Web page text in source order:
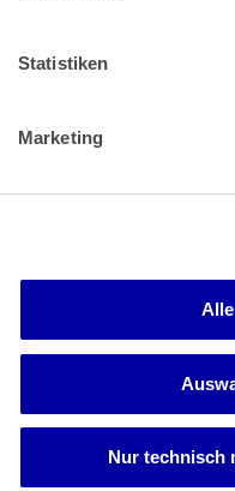
Statistiken
Marketing
Nur technisch
Muster
Barrierefreiheit